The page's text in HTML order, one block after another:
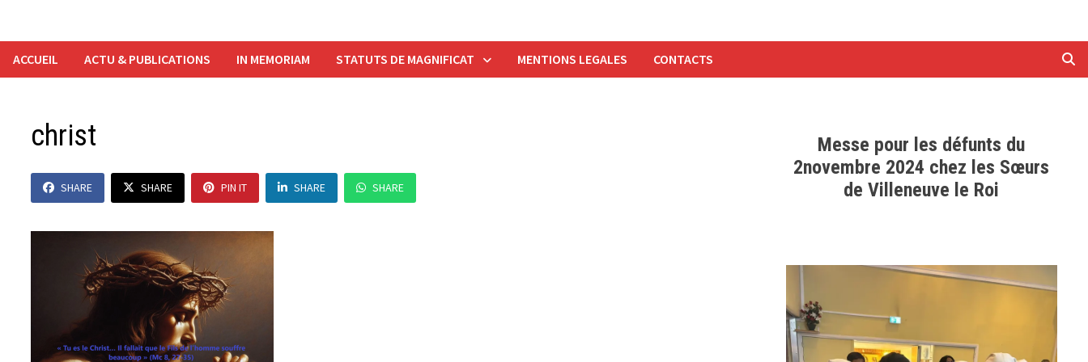
ACCUEIL ACTU & PUBLICATIONS IN MEMORIAM STATUTS DE MAGNIFICAT MENTIONS LEGALES CONTACTS
christ
SHARE SHARE PIN IT SHARE SHARE
Messe pour les défunts du
2novembre 2024 chez les Sœurs
de Villeneuve le Roi